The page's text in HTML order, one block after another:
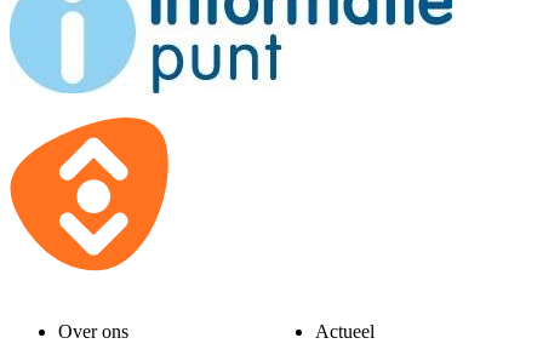
Over ons Actueel